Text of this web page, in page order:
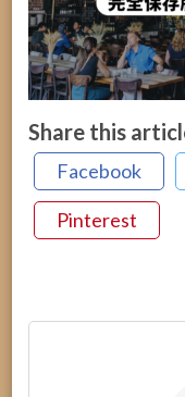
Share this
Facebook
Pinterest